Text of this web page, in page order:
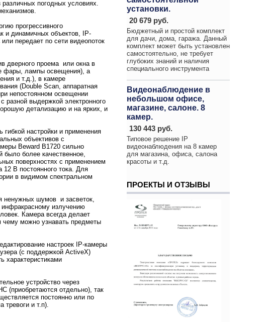
погодных условиях.
прогрессивного
и динамичных объектов, IP-
передает по сети видеопоток
дверного проема или окна в
фары, лампы освещения), а
и т.д.), в камере
(Double Scan, аппаратная
непостоянном освещении
разной выдержкой электронного
детализацию и на ярких, и
настройки и применения
объективов с
Beward B1720 сильно
было более качественное,
поверхностях с применением
12 В постоянного тока. Для
в видимом спектральном
ненужных шумов и засветок,
инфракрасному излучению
Камера всегда делает
чему можно узнавать предметы
настроек IP-камеры
(с поддержкой ActiveX)
характеристиками
устройство через
(приобретаются отдельно), так
постоянно или по
тревоги и т.п).
установки.
20 679 руб.
Бюджетный и простой комплект
для дачи, дома, гаража. Данный
комплект может быть установлен
самостоятельно, не требует
глубоких знаний и наличия
специального инструмента
Видеонаблюдение в
небольшом офисе,
магазине, салоне. 8
камер.
130 443 руб.
Типовое решение IP
видеонаблюдения на 8 камер
для магазина, офиса, салона
красоты и т.д.
ПРОЕКТЫ И ОТЗЫВЫ